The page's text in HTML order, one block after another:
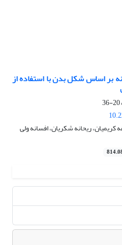
بر اساس شکل بدن با استفاده از
20-36
ریحانه شکریان، افسانه ولی